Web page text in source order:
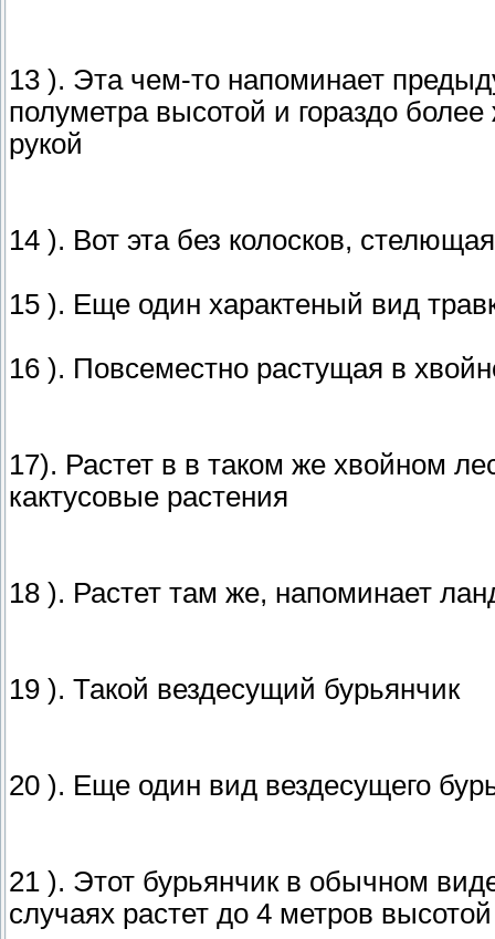
13 ). Эта чем-то напоминает
полуметра высотой и гораздо
рукой
14 ). Вот эта без колосков,
15 ). Еще один характеный вид
16 ). Повсеместно растущая в
17). Растет в в таком же хвойном
кактусовые растения
18 ). Растет там же, напоминает
19 ). Такой вездесущий бурьянчик
20 ). Еще один вид вездесущего
21 ). Этот бурьянчик в обычном
случаях растет до 4 метров высотой